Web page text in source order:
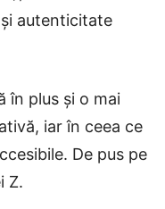
autenticitate
în plus și o mai
iar în ceea ce
De pus pe
Z.